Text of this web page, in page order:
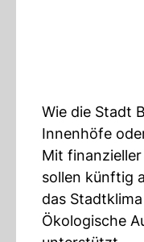
Wie die Stadt
Innenhöfe
Mit
sollen künftig
das
Ökologische